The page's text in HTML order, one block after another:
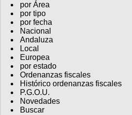
por Área
por tipo
por fecha
Nacional
Andaluza
Local
Europea
por estado
Ordenanzas fiscales
Histórico ordenanzas fiscales
P.G.O.U.
Novedades
Buscar